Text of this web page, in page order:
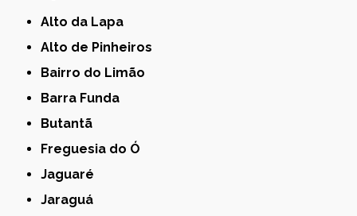
Alto da Lapa
Alto de Pinheiros
Bairro do Limão
Barra Funda
Butantã
Freguesia do Ó
Jaguaré
Jaraguá